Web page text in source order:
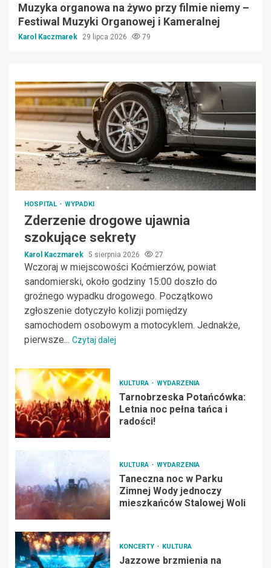
Muzyka organowa na żywo przy filmie niemy –
Festiwal Muzyki Organowej i Kameralnej
Karol Kaczmarek 29 lipca 2026 79
HOSPITAL WYPADKI
Zderzenie drogowe ujawnia
szokujące sekrety
Karol Kaczmarek 5 sierpnia 2026 27
Wczoraj w miejscowości Koćmierzów, powiat
sandomierski, około godziny 15:00 doszło do
groźnego wypadku drogowego. Początkowo
zgłoszenie dotyczyło kolizji pomiędzy
samochodem osobowym a motocyklem. Jednakże,
pierwsze... Czytaj dalej
KULTURA WYDARZENIA
Tarnobrzeska Potańcówka:
Letnia noc pełna tańca i
radości!
KULTURA WYDARZENIA
Taneczna noc w Parku
Zimnej Wody jednoczy
mieszkańców Stalowej Woli
KONCERTY KULTURA
Jazzowe brzmienia na